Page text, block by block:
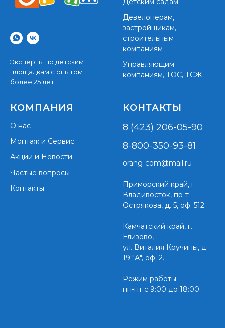
Эксперты по детским
площадкам с опытом
более 25 лет
Девелоперам,
застройщикам,
строительным
компаниям
Управляющим
компаниям, ТОС, ТСЖ
КОМПАНИЯ
О нас
Монтаж и Сервис
Акции и Новости
Частые вопросы
Контакты
КОНТАКТЫ
8 (423) 206-05-90
8-800-350-93-81
orang-com@mail.ru
Приморский край, г.
Владивосток, пр-т
Острякова, д. 5, оф. 512.
Камчатский край, г.
Елизово,
ул. Виталия Кручины, д.
19 "А", оф. 2.
Режим работы:
пн-пт с 9:00 до 18:00